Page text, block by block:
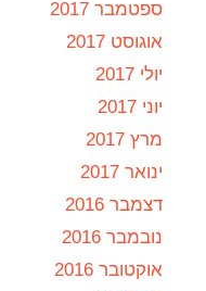
ספטמבר 2017
אוגוסט 2017
יולי 2017
יוני 2017
מרץ 2017
ינואר 2017
דצמבר 2016
נובמבר 2016
אוקטובר 2016